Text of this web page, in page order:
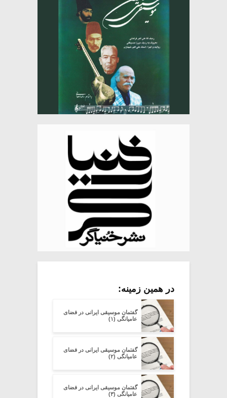
در همین زمینه:
گفتمان موسیقی ایرانی در فضای
عامیانگی (۱)
گفتمان موسیقی ایرانی در فضای
عامیانگی (۲)
گفتمان موسیقی ایرانی در فضای
عامیانگی (۳)